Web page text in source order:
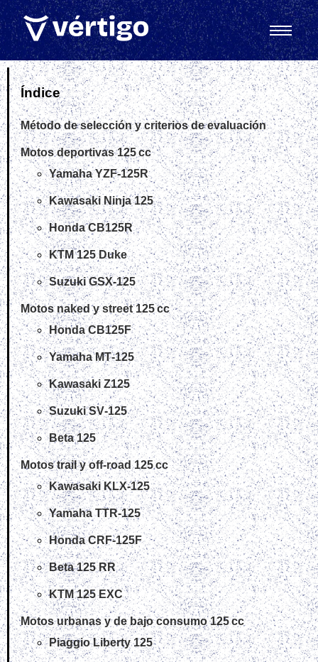
Índice
Método de selección y criterios de evaluación
Motos deportivas 125 cc
Yamaha YZF‑125R
Kawasaki Ninja 125
Honda CB125R
KTM 125 Duke
Suzuki GSX‑125
Motos naked y street 125 cc
Honda CB125F
Yamaha MT‑125
Kawasaki Z125
Suzuki SV‑125
Beta 125
Motos trail y off‑road 125 cc
Kawasaki KLX‑125
Yamaha TTR‑125
Honda CRF‑125F
Beta 125 RR
KTM 125 EXC
Motos urbanas y de bajo consumo 125 cc
Piaggio Liberty 125